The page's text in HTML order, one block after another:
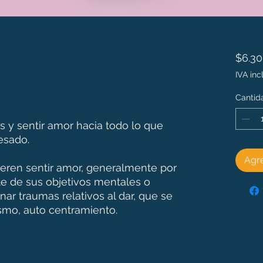
y sentir amor hacia todo lo que
sentir amor, generalmente por
de sus objetivos mentales o
traumas relativos al dar, que se
auto centramiento.
IVA